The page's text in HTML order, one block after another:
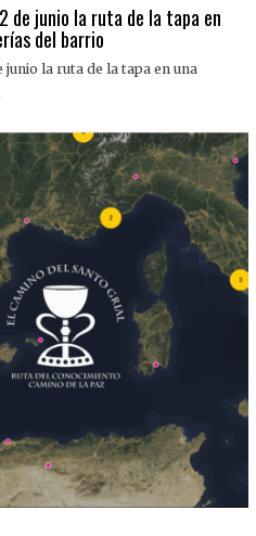
de junio la ruta de la tapa en
del barrio
junio la ruta de la tapa en una